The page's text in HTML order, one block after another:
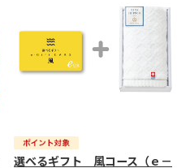
選べるギフト 風コース（ｅ－